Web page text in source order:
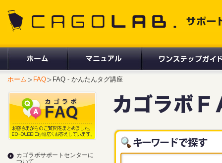
ホーム FAQ FAQ - かんたんタグ講座
カゴラボサポートセンターに
ついて